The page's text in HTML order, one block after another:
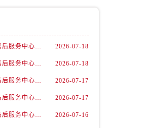
天津帝舵官方售后服务中心｜官方热线及网点地址权威信息公示（2026年7月最新） 2026-07-18
天津帝舵官方售后服务中心｜全新官方电话和维修地址权威信息公示（2026年7月最新） 2026-07-18
天津帝舵官方售后服务中心｜详细地址与官方售后热线权威信息公示（2026年7月最新） 2026-07-17
天津帝舵官方售后服务中心｜最新热线和维修地址权威信息公示（2026年7月最新） 2026-07-17
天津帝舵官方售后服务中心｜全新维修地址和客服热线权威信息公示（2026年7月最新） 2026-07-16